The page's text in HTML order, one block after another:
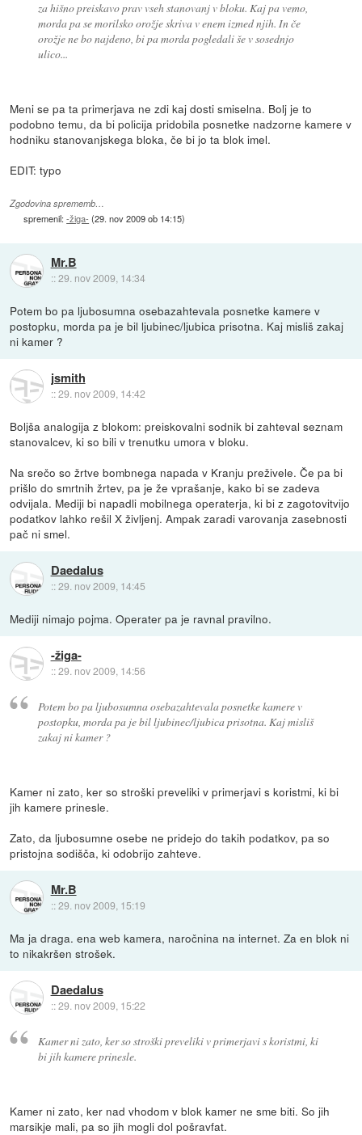
za hišno preiskavo prav vseh stanovanj v bloku. Kaj pa vemo,
morda pa se morilsko orožje skriva v enem izmed njih. In če
orožje ne bo najdeno, bi pa morda pogledali še v sosednjo
ulico...
Meni se pa ta primerjava ne zdi kaj dosti smiselna. Bolj je to
podobno temu, da bi policija pridobila posnetke nadzorne kamere v
hodniku stanovanjskega bloka, če bi jo ta blok imel.
EDIT: typo
Zgodovina sprememb…
spremenil:-žiga- (29. nov 2009 ob 14:15)
Mr.B
::29. nov 2009, 14:34
Potem bo pa ljubosumna osebazahtevala posnetke kamere v
postopku, morda pa je bil ljubinec/ljubica prisotna. Kaj misliš zakaj
ni kamer ?
jsmith
::29. nov 2009, 14:42
Boljša analogija z blokom: preiskovalni sodnik bi zahteval seznam
stanovalcev, ki so bili v trenutku umora v bloku.
Na srečo so žrtve bombnega napada v Kranju preživele. Če pa bi
prišlo do smrtnih žrtev, pa je že vprašanje, kako bi se zadeva
odvijala. Mediji bi napadli mobilnega operaterja, ki bi z zagotovitvijo
podatkov lahko rešil X življenj. Ampak zaradi varovanja zasebnosti
pač ni smel.
Daedalus
::29. nov 2009, 14:45
Mediji nimajo pojma. Operater pa je ravnal pravilno.
-žiga-
::29. nov 2009, 14:56
Potem bo pa ljubosumna osebazahtevala posnetke kamere v
postopku, morda pa je bil ljubinec/ljubica prisotna. Kaj misliš
zakaj ni kamer ?
Kamer ni zato, ker so stroški preveliki v primerjavi s koristmi, ki bi
jih kamere prinesle.
Zato, da ljubosumne osebe ne pridejo do takih podatkov, pa so
pristojna sodišča, ki odobrijo zahteve.
Mr.B
::29. nov 2009, 15:19
Ma ja draga. ena web kamera, naročnina na internet. Za en blok ni
to nikakršen strošek.
Daedalus
::29. nov 2009, 15:22
Kamer ni zato, ker so stroški preveliki v primerjavi s koristmi, ki
bi jih kamere prinesle.
Kamer ni zato, ker nad vhodom v blok kamer ne sme biti. So jih
marsikje mali, pa so jih mogli dol pošravfat.